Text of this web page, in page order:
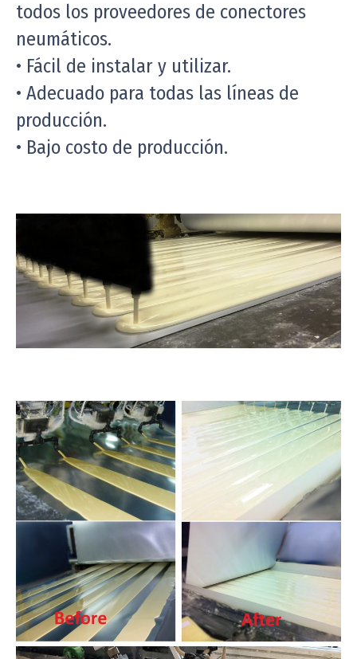
todos los proveedores de conectores
neumáticos.
• Fácil de instalar y utilizar.
• Adecuado para todas las líneas de
producción.
• Bajo costo de producción.